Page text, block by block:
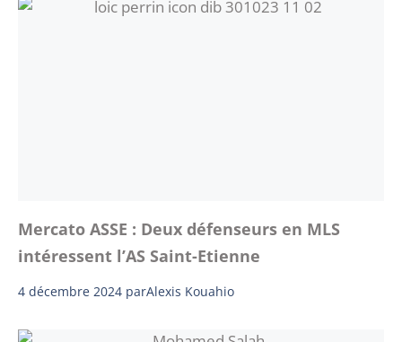
Mercato ASSE : Deux défenseurs en MLS
intéressent l’AS Saint-Etienne
4 décembre 2024 parAlexis Kouahio